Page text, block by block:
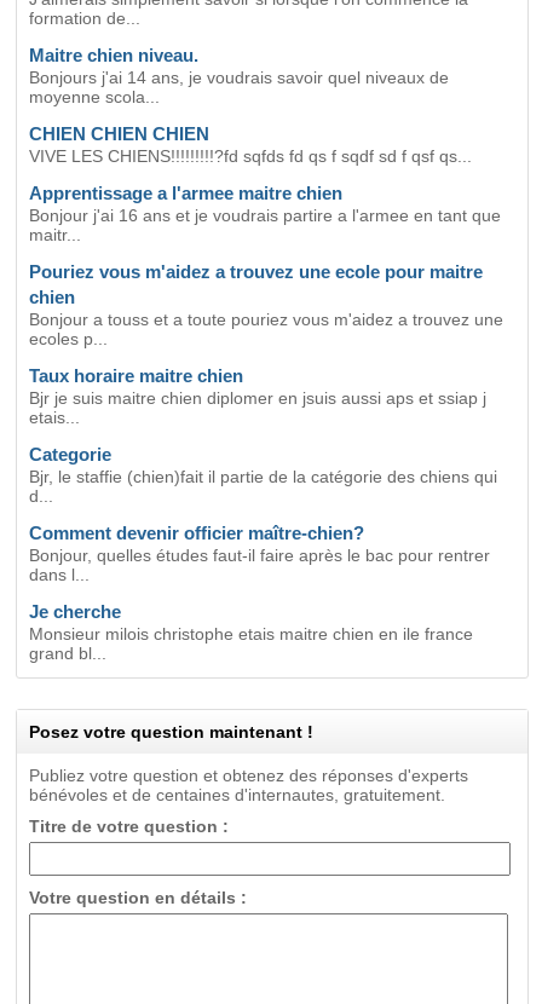
formation de...
Maitre chien niveau.
Bonjours j'ai 14 ans, je voudrais savoir quel niveaux de
moyenne scola...
CHIEN CHIEN CHIEN
VIVE LES CHIENS!!!!!!!!!?fd sqfds fd qs f sqdf sd f qsf qs...
Apprentissage a l'armee maitre chien
Bonjour j'ai 16 ans et je voudrais partire a l'armee en tant que
maitr...
Pouriez vous m'aidez a trouvez une ecole pour maitre
chien
Bonjour a touss et a toute pouriez vous m'aidez a trouvez une
ecoles p...
Taux horaire maitre chien
Bjr je suis maitre chien diplomer en jsuis aussi aps et ssiap j
etais...
Categorie
Bjr, le staffie (chien)fait il partie de la catégorie des chiens qui
d...
Comment devenir officier maître-chien?
Bonjour, quelles études faut-il faire après le bac pour rentrer
dans l...
Je cherche
Monsieur milois christophe etais maitre chien en ile france
grand bl...
Posez votre question maintenant !
Publiez votre question et obtenez des réponses d'experts
bénévoles et de centaines d'internautes, gratuitement.
Titre de votre question :
Votre question en détails :